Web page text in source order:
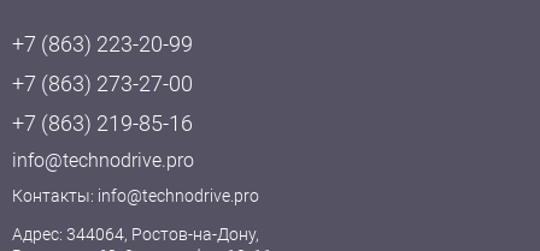
+7 (863) 223-20-99
+7 (863) 273-27-00
+7 (863) 219-85-16
info@technodrive.pro
Контакты: info@technodrive.pro
Адрес: 344064, Ростов-на-Дону,